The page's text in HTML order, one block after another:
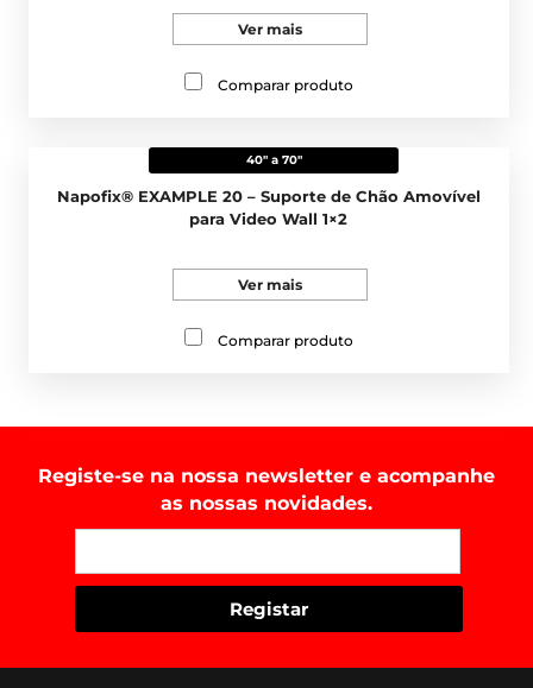
Ver mais
Comparar produto
40" a 70"
Napofix® EXAMPLE 20 – Suporte de Chão Amovível
para Video Wall 1×2
Ver mais
Comparar produto
Registe-se na nossa newsletter e acompanhe
as nossas novidades.